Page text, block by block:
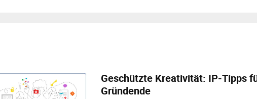
Geschützte Kreativität: IP-Tipps
Gründende